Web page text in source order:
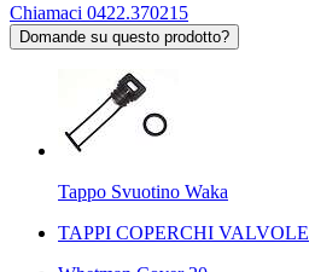
Chiamaci 0422.370215
Domande su questo prodotto?
Tappo Svuotino Waka
TAPPI COPERCHI VALVOLE